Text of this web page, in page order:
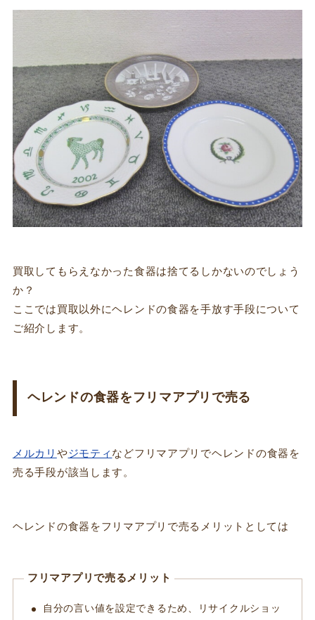
買取してもらえなかった食器は捨てるしかないのでしょう
か？
ここでは買取以外にヘレンドの食器を手放す手段について
ご紹介します。
ヘレンドの食器をフリマアプリで売る
メルカリ やジモティ などフリマアプリでヘレンドの食器を
売る手段が該当します。
ヘレンドの食器をフリマアプリで売るメリットとしては
フリマアプリで売るメリット
自分の言い値を設定できるため、リサイクルショッ